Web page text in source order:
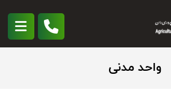
واحد مدنی